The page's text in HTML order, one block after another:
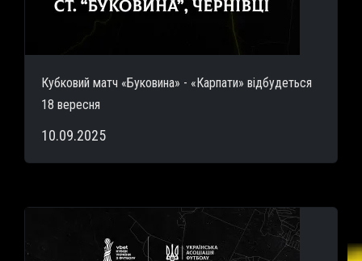
Кубковий матч «Буковина» - «Карпати» відбудеться
18 вересня
10.09.2025